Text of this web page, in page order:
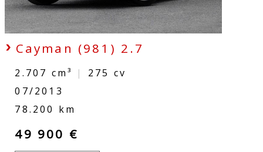
Cayman (981) 2.7
2.707 cm³ | 275 cv
07/2013
78.200 km
49 900 €